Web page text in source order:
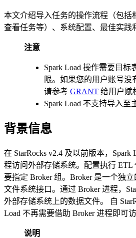
本文介绍导入任务的操作流程（包括
查看任务等）、系统配置、最佳实践
注意
Spark Load 操作需要目标
限。如果您的用户账号没
请参考 GRANT 给用户赋
Spark Load 不支持导入至
背景信息
在 StarRocks v2.4 及以前版本，Spark
程访问外部存储系统。配置执行 ETL
要指定 Broker 组。Broker 是一个独
文件系统接口。通过 Broker 进程，
外部存储系统上的数据文件。 自
Load 不再需要借助 Broker 进程即可
说明